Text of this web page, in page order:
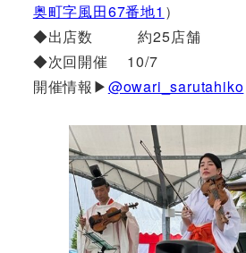
奥町字風田67番地1 ）
◆出店数 約25店舗
◆次回開催 10/7
開催情報▶@owari_sarutahiko